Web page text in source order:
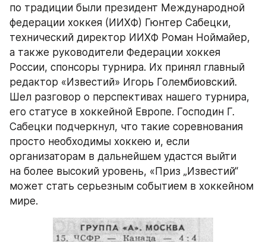
по традиции были президент Международной
федерации хоккея (ИИХФ) Гюнтер Сабецки,
технический директор ИИХФ Роман Ноймайер,
а также руководители Федерации хоккея
России, спонсоры турнира. Их принял главный
редактор «Известий» Игорь Голембиовский.
Шел разговор о перспективах нашего турнира,
его статусе в хоккейной Европе. Господин Г.
Сабецки подчеркнул, что такие соревнования
просто необходимы хоккею и, если
организаторам в дальнейшем удастся выйти
на более высокий уровень, «Приз „Известий“
может стать серьезным событием в хоккейном
мире.